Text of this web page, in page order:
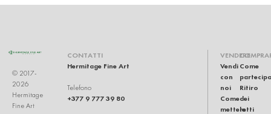
© 2017-
2026
Hermitage
Fine Art
CONTATTI
Hermitage Fine Art
Telefono
+377 9 777 39 80
VENDERE
Vendi
con
noi
Come
mettere
Come
Ritiro
dei
lotti